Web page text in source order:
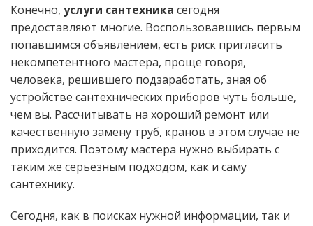
Конечно, услуги сантехника сегодня
предоставляют многие. Воспользовавшись первым
попавшимся объявлением, есть риск пригласить
некомпетентного мастера, проще говоря,
человека, решившего подзаработать, зная об
устройстве сантехнических приборов чуть больше,
чем вы. Рассчитывать на хороший ремонт или
качественную замену труб, кранов в этом случае не
приходится. Поэтому мастера нужно выбирать с
таким же серьезным подходом, как и саму
сантехнику.
Сегодня, как в поисках нужной информации, так и